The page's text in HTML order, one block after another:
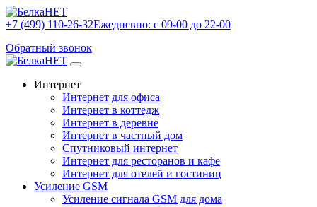
+7 (499) 110-26-32Ежедневно: с 09-00 до 22-00
Обратный звонок
Интернет
Интернет для офиса
Интернет в коттедж
Интернет в деревне
Интернет в частный дом
Спутниковый интернет
Интернет для ресторанов и кафе
Интернет для отелей и гостиниц
Усиление GSM
Усиление сигнала GSM для дома